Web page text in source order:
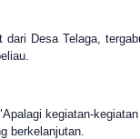
Desa Telaga,
kegiatan-
berkelanjutan.